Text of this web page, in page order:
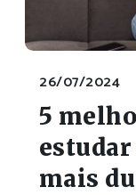
26/07/2024
5
mais